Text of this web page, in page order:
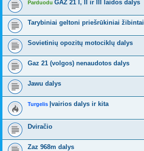
Parduodu GAZ 21 I, II ir III laidos dalys
Tarybiniai geltoni priešrūkiniai žibintai
Sovietinių opozitų motociklų dalys
Gaz 21 (volgos) nenaudotos dalys
Jawu dalys
Turgelis Įvairios dalys ir kita
Dviračio
Zaz 968m dalys